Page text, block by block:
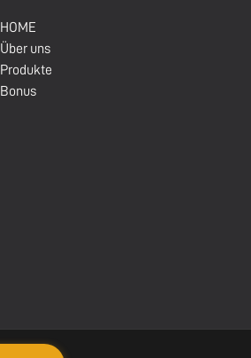
HOM E
Über uns
Produkte
Bonus